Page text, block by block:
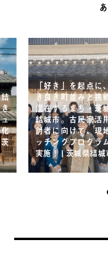
「好き」を起点に
き良き町並みと挑
混在するまち・茨
結城市。古民家活
討者に向けて、現
ッチングプログラ
実施！ | 茨城県結城